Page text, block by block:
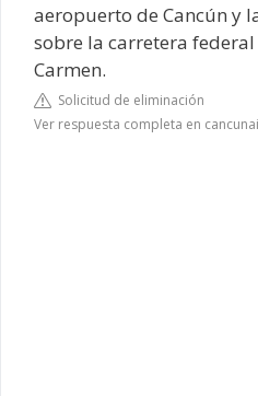
aeropuerto de Cancún y
sobre la carretera federal
Carmen.
Solicitud de eliminación
Ver respuesta completa en